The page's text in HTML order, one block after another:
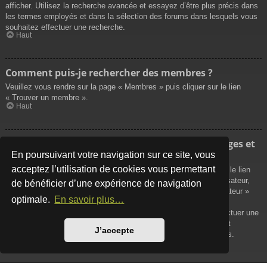
En poursuivant votre navigation sur ce site, vous
acceptez l’utilisation de cookies vous permettant
de bénéficier d’une expérience de navigation
optimale. En savoir plus…
J’accepte
afficher. Utilisez la recherche avancée et essayez d’être plus précis dans
les termes employés et dans la sélection des forums dans lesquels vous
souhaitez effectuer une recherche.
Haut
Comment puis-je rechercher des membres ?
Veuillez vous rendre sur la page « Membres » puis cliquer sur le lien
« Trouver un membre ».
Haut
Comment puis-je retrouver mes propres messages et
sujets ?
Vos propres messages peuvent être affichés soit en cliquant sur le lien
« Afficher vos messages » dans le panneau de contrôle de l’utilisateur,
soit en cliquant sur le lien « Rechercher les messages de l’utilisateur »
sur la page de votre propre profil ou soit en cliquant sur le menu
« Raccourcis » situé sur la partie supérieure du forum. Pour effectuer une
recherche de vos propres sujets, utilisez la recherche avancée et
remplissez convenablement les options qui vous sont disponibles.